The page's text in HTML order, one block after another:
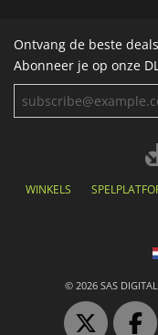
Ontvang de beste
Abonneer je op onze
WINKELS
© 2026 SAS